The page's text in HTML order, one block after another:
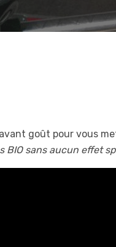
goût pour vous
BIO sans aucun effet